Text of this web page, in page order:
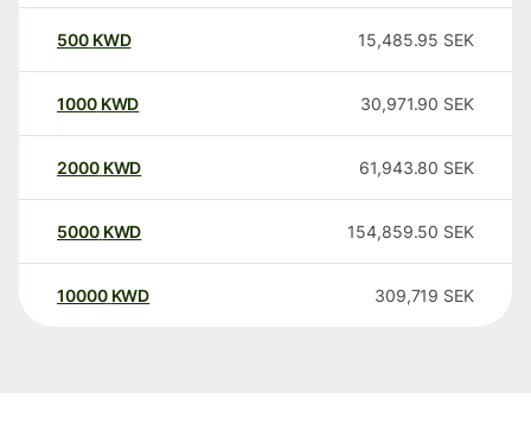
500 KWD 15,485.95 SEK
1000 KWD 30,971.90 SEK
2000 KWD 61,943.80 SEK
5000 KWD 154,859.50 SEK
10000 KWD 309,719 SEK